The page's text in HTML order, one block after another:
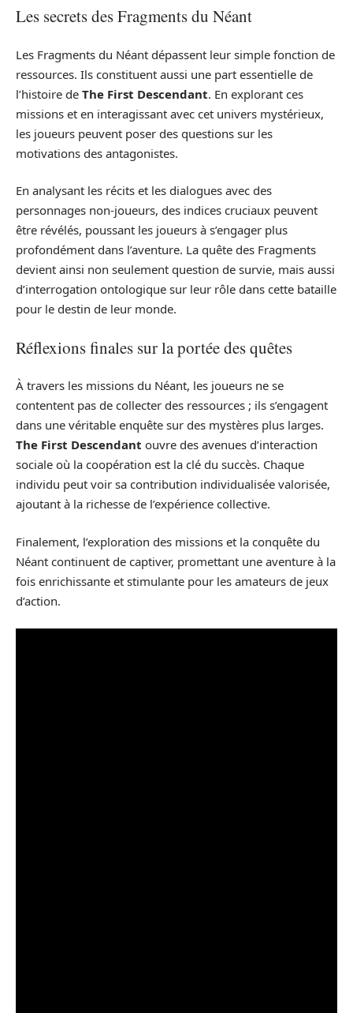
Les secrets des Fragments du Néant
Les Fragments du Néant dépassent leur simple fonction de
ressources. Ils constituent aussi une part essentielle de
l’histoire de The First Descendant. En explorant ces
missions et en interagissant avec cet univers mystérieux,
les joueurs peuvent poser des questions sur les
motivations des antagonistes.
En analysant les récits et les dialogues avec des
personnages non-joueurs, des indices cruciaux peuvent
être révélés, poussant les joueurs à s’engager plus
profondément dans l’aventure. La quête des Fragments
devient ainsi non seulement question de survie, mais aussi
d’interrogation ontologique sur leur rôle dans cette bataille
pour le destin de leur monde.
Réflexions finales sur la portée des quêtes
À travers les missions du Néant, les joueurs ne se
contentent pas de collecter des ressources ; ils s’engagent
dans une véritable enquête sur des mystères plus larges.
The First Descendant ouvre des avenues d’interaction
sociale où la coopération est la clé du succès. Chaque
individu peut voir sa contribution individualisée valorisée,
ajoutant à la richesse de l’expérience collective.
Finalement, l’exploration des missions et la conquête du
Néant continuent de captiver, promettant une aventure à la
fois enrichissante et stimulante pour les amateurs de jeux
d’action.